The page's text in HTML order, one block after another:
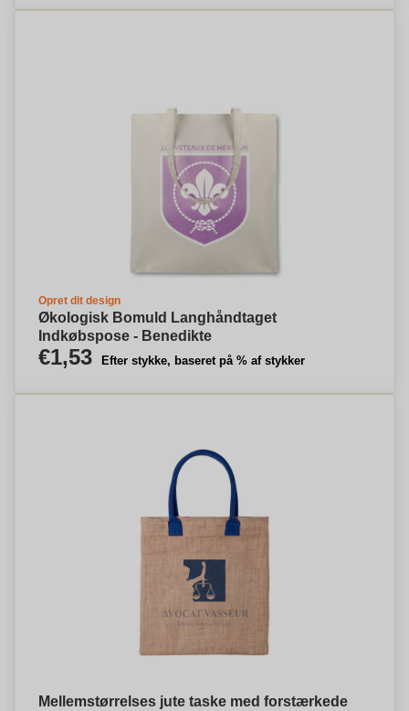
Opret dit design
Økologisk Bomuld Langhåndtaget
Indkøbspose - Benedikte
€1,53 Efter stykke, baseret på % af stykker
Mellemstørrelses jute taske med forstærkede